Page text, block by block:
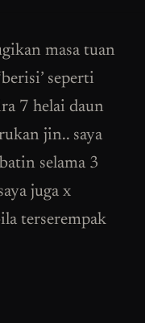
masa tuan
seperti
7 helai daun
jin.. saya
selama 3
juga x
terserempak